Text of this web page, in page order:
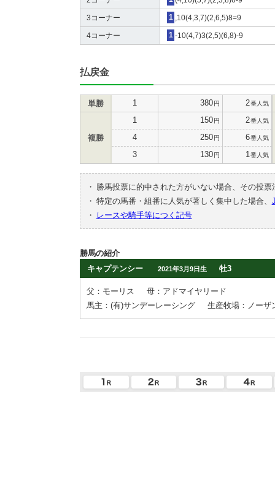
3コーナー 1 ,10(4,3,7)(2,6,5)8=9
4コーナー 1 -10(4,7)3(2,5)(6,8)-9
払戻金
単勝 1 380円 2番人気
複勝
1 150円 2番人気
4 250円 6番人気
3 130円 1 番人気
・
勝馬投票に的中された方がいない場合、その投
・ 特定の馬番・組番に人気が著しく集中した場合、
・
レースや騎手等につく記号
勝馬の紹介
キャプテンシー
2021年3月9日生 牡3
父：モーリス
母：アドマイヤリード
馬主：(有)サンデーレーシング
生産牧場：ノーザ